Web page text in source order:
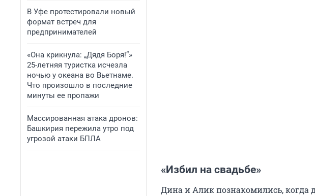
В Уфе протестировали новый
формат встреч для
предпринимателей
«Она крикнула: „Дядя Боря!“»
25-летняя туристка исчезла
ночью у океана во Вьетнаме.
Что произошло в последние
минуты ее пропажи
Массированная атака дронов:
Башкирия пережила утро под
угрозой атаки БПЛА
«Избил на свадьбе»
Дина и Алик познакомились, когда